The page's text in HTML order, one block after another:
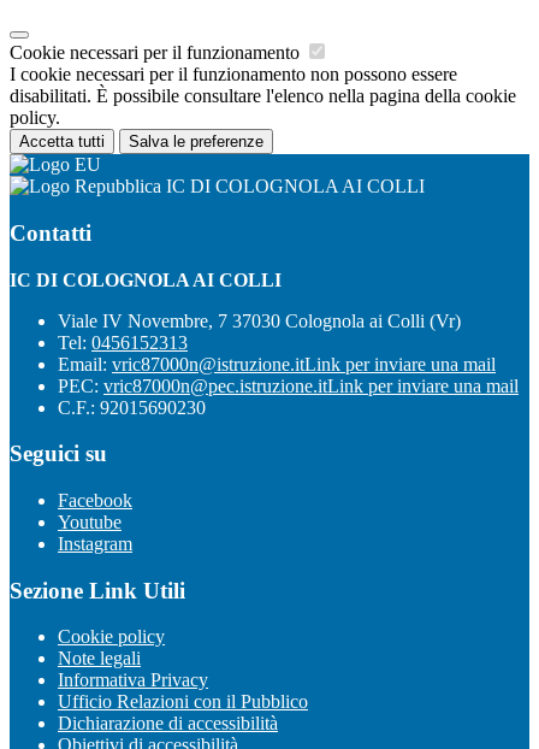
Cookie necessari per il funzionamento
I cookie necessari per il funzionamento non possono essere
disabilitati. È possibile consultare l'elenco nella pagina della cookie
policy.
Accetta tutti Salva le preferenze
IC DI COLOGNOLA AI COLLI
Contatti
IC DI COLOGNOLA AI COLLI
Viale IV Novembre, 7 37030 Colognola ai Colli (Vr)
Tel: 0456152313
Email: vric87000n@istruzione.itLink per inviare una mail
PEC: vric87000n@pec.istruzione.itLink per inviare una mail
C.F.: 92015690230
Seguici su
Facebook
Youtube
Instagram
Sezione Link Utili
Cookie policy
Note legali
Informativa Privacy
Ufficio Relazioni con il Pubblico
Dichiarazione di accessibilità